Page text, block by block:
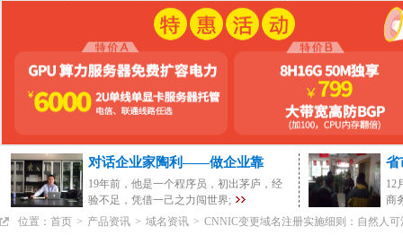
对话企业家陶利——做企业靠
19年前，他是一个程序员，初出茅庐，经
验不足，凭借一己之力闯世界;
省
12
商
位置： 首页 > 产品资讯 > 域名资讯 > CNNIC变更域名注册实施细则：自然人可